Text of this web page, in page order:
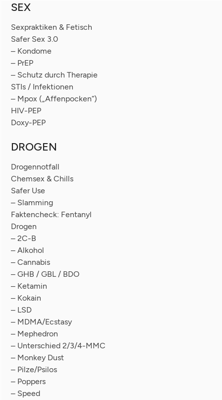
SEX
Sexpraktiken & Fetisch
Safer Sex 3.0
– Kondome
– PrEP
– Schutz durch Therapie
STIs / Infektionen
– Mpox („Affenpocken“)
HIV-PEP
Doxy-PEP
DROGEN
Drogennotfall
Chemsex & Chills
Safer Use
– Slamming
Faktencheck: Fentanyl
Drogen
– 2C-B
– Alkohol
– Cannabis
– GHB / GBL / BDO
– Ketamin
– Kokain
– LSD
– MDMA/Ecstasy
– Mephedron
– Unterschied 2/3/4-MMC
– Monkey Dust
– Pilze/Psilos
– Poppers
– Speed